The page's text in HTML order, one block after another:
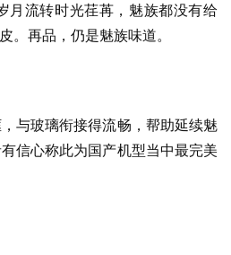
月流转时光荏苒，魅族都没有给
。再品，仍是魅族味道。
与玻璃衔接得流畅，帮助延续魅
信心称此为国产机型当中最完美